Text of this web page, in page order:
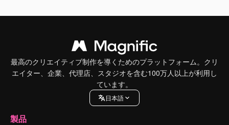
最高のクリエイティブ制作を導くためのプラットフォーム。クリ
エイター、企業、代理店、スタジオを含む100万人以上が利用し
ています。
日本語
製品